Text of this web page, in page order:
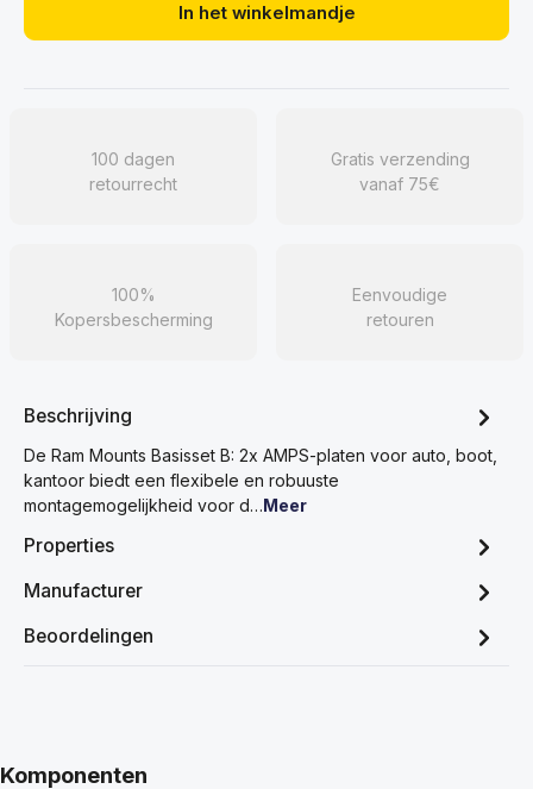
In het winkelmandje
100 dagen
retourrecht
Gratis verzending
vanaf 75€
100%
Kopersbescherming
Eenvoudige
retouren
Beschrijving
De Ram Mounts Basisset B: 2x AMPS-platen voor auto, boot,
kantoor biedt een flexibele en robuuste
montagemogelijkheid voor d…Meer
Properties
Manufacturer
Beoordelingen
Productgalerij overslaan
Komponenten